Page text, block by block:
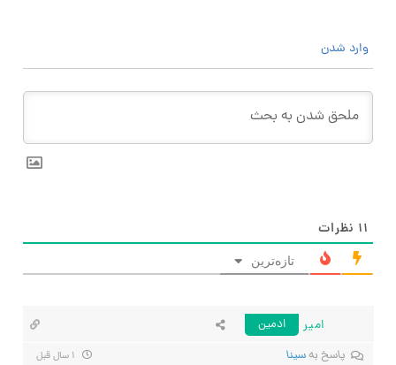
وارد شدن
۱۱ نظرات
تازه‌ترین
امیر
ادمین
پاسخ بهسینا